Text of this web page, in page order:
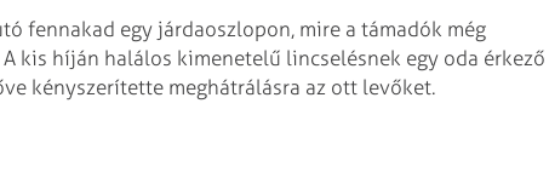
fennakad egy járdaoszlopon, mire a támadók még
kis híján halálos kimenetelű lincselésnek egy oda érkező
kényszerítette meghátrálásra az ott levőket.